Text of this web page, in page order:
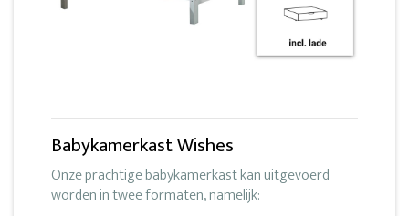
Babykamerkast Wishes
Onze prachtige babykamerkast kan uitgevoerd
worden in twee formaten, namelijk: